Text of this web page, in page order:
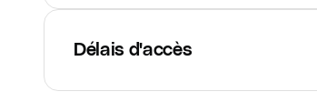
Délais d'accès